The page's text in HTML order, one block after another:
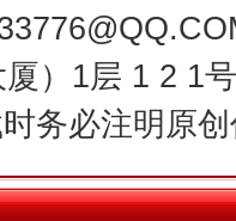
）1层 1 2 1
务必注明原今